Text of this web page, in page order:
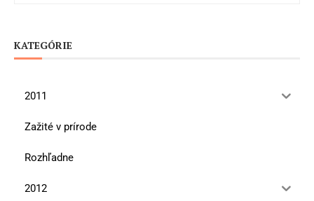
KATEGÓRIE
2011
Zažité v prírode
Rozhľadne
2012